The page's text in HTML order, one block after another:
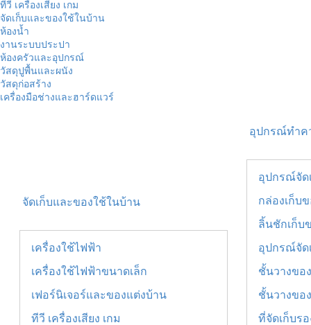
ทีวี เครื่องเสียง เกม
จัดเก็บและของใช้ในบ้าน
ห้องน้ำ
งานระบบประปา
ห้องครัวและอุปกรณ์
วัสดุปูพื้นและผนัง
วัสดุก่อสร้าง
เครื่องมือช่างและฮาร์ดแวร์
จัดเก็บและของใช้ในบ้าน
เครื่องใช้ไฟฟ้า
เครื่องใช้ไฟฟ้าขนาดเล็ก
เฟอร์นิเจอร์และของแต่งบ้าน
ทีวี เครื่องเสียง เกม
อุปกรณ์ทำค
อุปกรณ์จัด
กล่องเก็บ
ลิ้นชักเก็บ
อุปกรณ์จัด
ชั้นวางของ
ชั้นวางขอ
ที่จัดเก็บรอ